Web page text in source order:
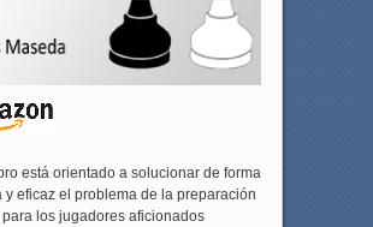
está orientado a solucionar de forma
y eficaz el problema de la preparación
para los jugadores aficionados